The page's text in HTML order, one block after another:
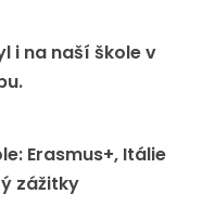
i na naší škole v
Erasmus+, Itálie
zážitky